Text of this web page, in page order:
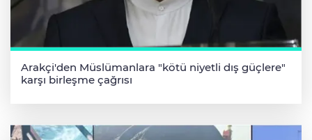
Arakçi'den Müslümanlara "kötü niyetli dış güçlere"
karşı birleşme çağrısı